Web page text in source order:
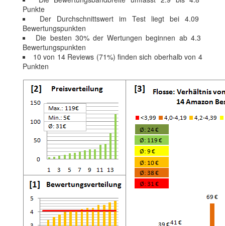
Punkte
Der Durchschnittswert im Test liegt bei 4.09
Bewertungspunkten
Die besten 30% der Wertungen beginnen ab 4.3
Bewertungspunkten
10 von 14 Reviews (71%) finden sich oberhalb von 4
Punkten